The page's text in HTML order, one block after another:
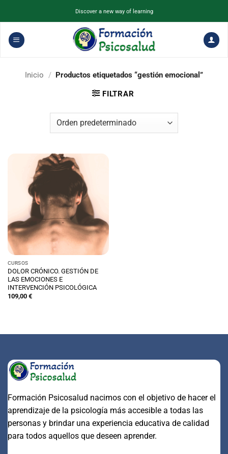
contenido
Discover a new way of learning
Inicio / Productos etiquetados “gestión emocional”
FILTRAR
CURSOS
DOLOR CRÓNICO. GESTIÓN DE
LAS EMOCIONES E
INTERVENCIÓN PSICOLÓGICA
109,00 €
Formación Psicosalud nacimos con el objetivo de hacer el
aprendizaje de la psicología más accesible a todas las
personas y brindar una experiencia educativa de calidad
para todos aquellos que deseen aprender.